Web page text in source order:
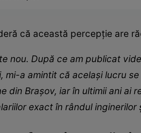
că această percepție are
nou. După ce am publicat
mi-a amintit că același lucru
din Brașov, iar în ultimii ani
exact în rândul inginerilor